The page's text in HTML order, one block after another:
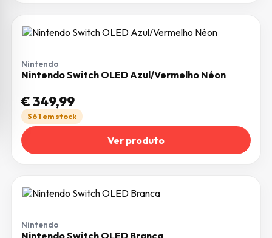
Nintendo
Nintendo Switch OLED Azul/Vermelho Néon
€349,99
Só 1 em stock
Ver produto
Nintendo